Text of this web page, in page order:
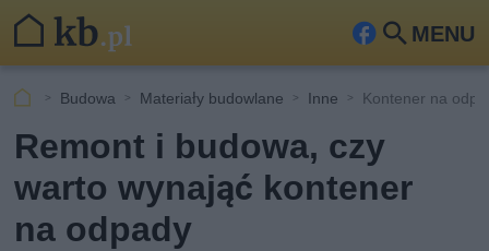
MENU
Fa
ook
Szu
Budowa Materiały budowlane Inne Kontener na
Remont i budowa, czy
warto wynająć kontener
na odpady